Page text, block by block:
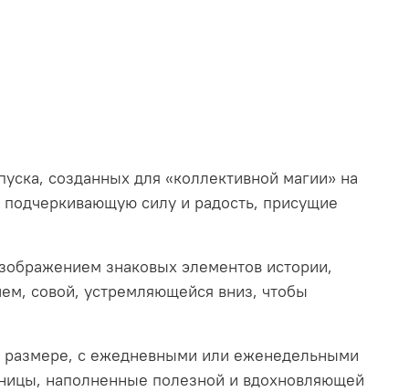
созданных для «коллективной магии» на
силу и радость, присущие
знаковых элементов истории,
совой, устремляющейся вниз, чтобы
с ежедневными или еженедельными
наполненные полезной и вдохновляющей